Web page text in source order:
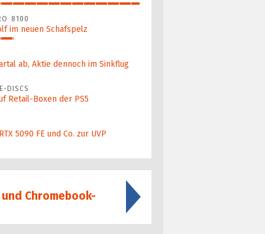
8100
im neuen Schafspelz
ab, Aktie dennoch im Sinkflug
DISCS
Retail-Boxen der PS5
5090 FE und Co. zur UVP
Chromebook-